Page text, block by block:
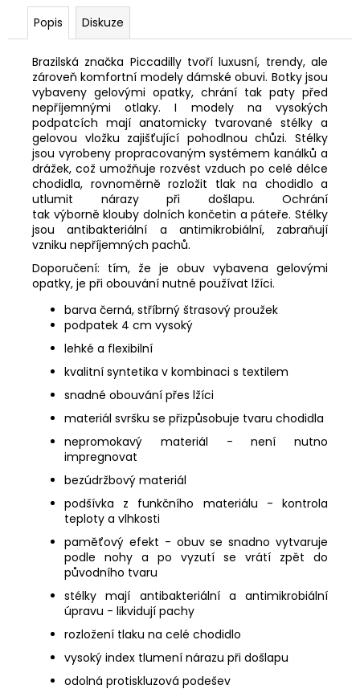
Popis Diskuze
Brazilská značka Piccadilly tvoří luxusní, trendy, ale
zároveň komfortní modely dámské obuvi. Botky jsou
vybaveny gelovými opatky, chrání tak paty před
nepříjemnými otlaky.
I modely na vysokých
podpatcích mají anatomicky tvarované stélky a
gelovou vložku zajišťující pohodlnou chůzi. Stélky
jsou vyrobeny propracovaným systémem kanálků a
drážek, což umožňuje rozvést vzduch po celé délce
chodidla, rovnoměrně rozložit tlak na chodidlo a
utlumit
nárazy při došlapu. Ochrání
tak výborně klouby dolních končetin a páteře. Stélky
jsou antibakteriální a antimikrobiální, zabraňují
vzniku nepříjemných pachů.
Doporučení: tím, že je obuv vybavena gelovými
opatky, je při obouvání nutné používat lžíci.
barva černá, stříbrný štrasový proužek
podpatek 4 cm vysoký
lehké a flexibilní
kvalitní syntetika v kombinaci s textilem
snadné obouvání přes lžíci
materiál svršku se přizpůsobuje tvaru chodidla
nepromokavý materiál - není nutno
impregnovat
bezúdržbový materiál
podšívka z funkčního materiálu - kontrola
teploty a vlhkosti
paměťový efekt - obuv se snadno vytvaruje
podle nohy a po vyzutí se vrátí zpět do
původního tvaru
stélky mají antibakteriální a antimikrobiální
úpravu - likvidují pachy
rozložení tlaku na celé chodidlo
vysoký index tlumení nárazu při došlapu
odolná protiskluzová podešev